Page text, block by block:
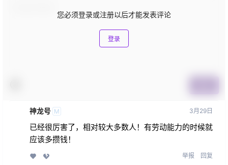
您必须登录或注册以后才能发表评论
登录
神龙号 M 3月29日
已经很厉害了，相对较大多数人！有劳动能力的时候就
应该多攒钱！
举报 回复